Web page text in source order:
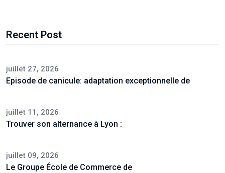
Recent Post
juillet 27, 2026
Episode de canicule: adaptation exceptionnelle de
juillet 11, 2026
Trouver son alternance à Lyon :
juillet 09, 2026
Le Groupe École de Commerce de